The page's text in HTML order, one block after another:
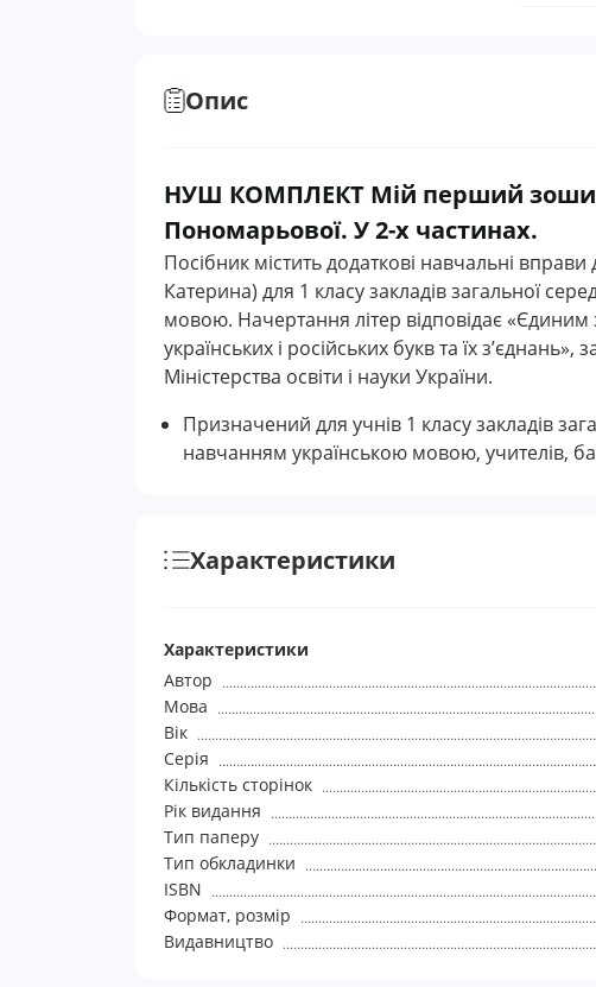
Опис
НУШ КОМПЛЕКТ Мій перший
Пономарьової. У 2-х частинах.
Посібник містить додаткові навчальні
Катерина) для 1 класу закладів загальної
мовою. Начертання літер відповідає
українських і російських букв та їх
Міністерства освіти і науки України.
Призначений для учнів 1 класу закладів
навчанням українською мовою, учителів,
Характеристики
Характеристики
Автор
Мова
Вік
Серія
Кількість сторінок
Рік видання
Тип паперу
Тип обкладинки
ISBN
Формат, розмір
Видавництво